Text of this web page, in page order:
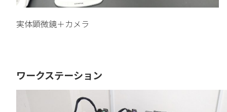
実体顕微鏡＋カメラ
ワークステーション